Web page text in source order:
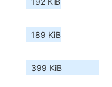
189 KiB
399 KiB